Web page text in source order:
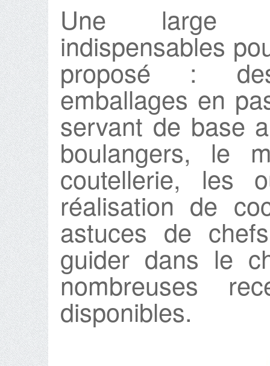
Une large
indispensables
proposé :
emballages en
servant de base
boulangers, le
coutellerie, les
réalisation de
astuces de
guider dans le
nombreuses
disponibles.